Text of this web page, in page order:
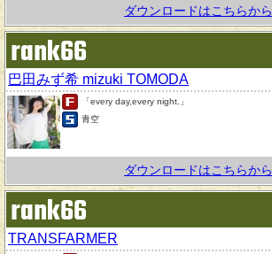
ダウンロードはこちらから
rank66
巴田みず希 mizuki TOMODA
「every day,every night.」
青空
ダウンロードはこちらから
rank66
TRANSFARMER